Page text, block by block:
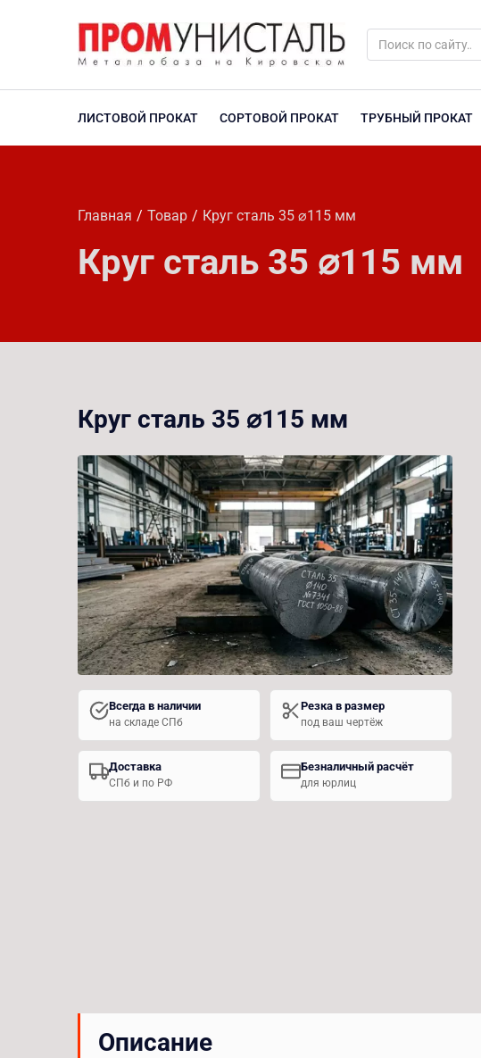
ЛИСТОВОЙ ПРОКАТ СОРТОВОЙ ПРОКАТ ТРУБНЫЙ ПРОКАТ
Главная Товар Круг сталь 35 ⌀115 мм
Круг сталь 35 ⌀115 мм
Круг сталь 35 ⌀115 мм
Всегда в наличии
на складе СПб
Резка в размер
под ваш чертёж
Доставка
СПб и по РФ
Безналичный расчёт
для юрлиц
Описание